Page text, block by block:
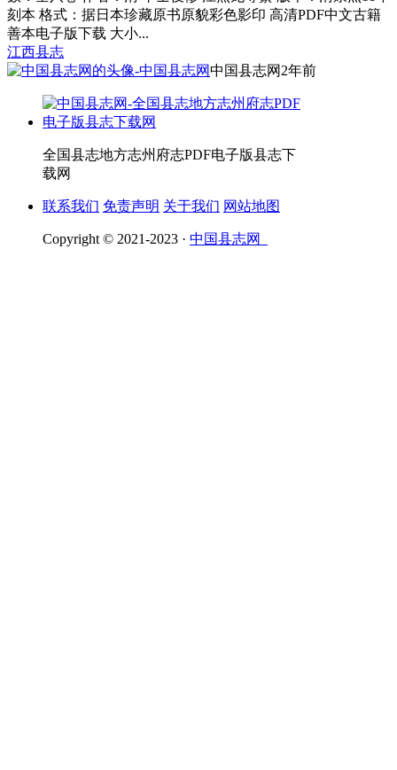
刻本 格式：据日本珍藏原书原貌彩色影印 高清PDF中文古籍
善本电子版下载 大小...
江西县志
中国县志网 2年前
全国县志地方志州府志PDF电子版县志下
载网
联系我们 免责声明 关于我们 网站地图
Copyright © 2021-2023 · 中国县志网